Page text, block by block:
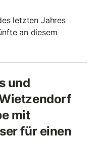
letzten Jahres
an diesem
und
mit
für einen